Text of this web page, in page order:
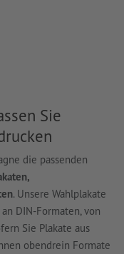
Sie
die passenden
. Unsere Wahlplakate
DIN-Formaten, von
Sie Plakate aus
obendrein Formate